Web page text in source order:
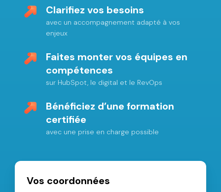
Clarifiez vos besoins
avec un accompagnement adapté à vos
enjeux
Faites monter vos équipes en
compétences
sur HubSpot, le digital et le RevOps
Bénéficiez d’une formation
certifiée
avec une prise en charge possible
Vos coordonnées